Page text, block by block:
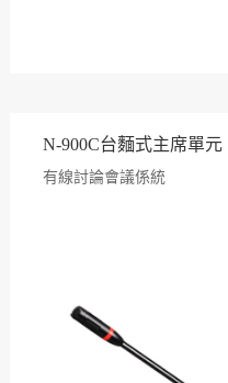
N-900C台麵式主席單元
有線討論會議係統